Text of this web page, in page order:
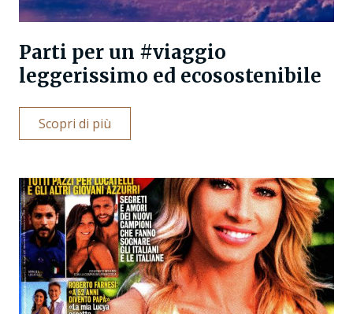
Parti per un #viaggio
leggerissimo ed ecosostenibile
Scopri di più